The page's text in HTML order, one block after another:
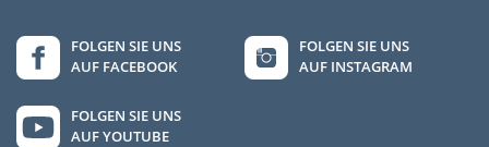
FOLGEN SIE UNS
AUF FACEBOOK
FOLGEN SIE UNS
AUF INSTAGRAM
FOLGEN SIE UNS
AUF YOUTUBE